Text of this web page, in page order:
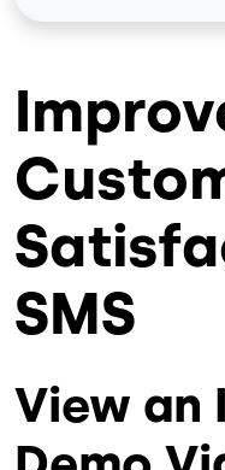
SMS
View an